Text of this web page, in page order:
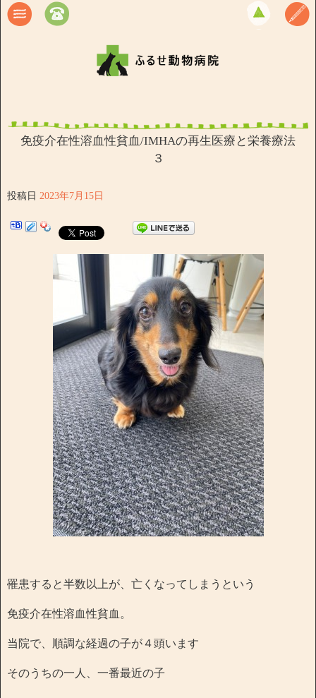
免疫介在性溶血性貧血/IMHAの再生医療と栄養療法
３
投稿日 2023年7月15日
罹患すると半数以上が、亡くなってしまうという
免疫介在性溶血性貧血。
当院で、順調な経過の子が４頭います
そのうちの一人、一番最近の子